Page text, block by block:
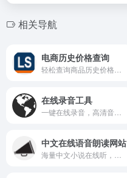
相关导航
电商历史价格查询
在线录音工具
中文在线语音朗读网站